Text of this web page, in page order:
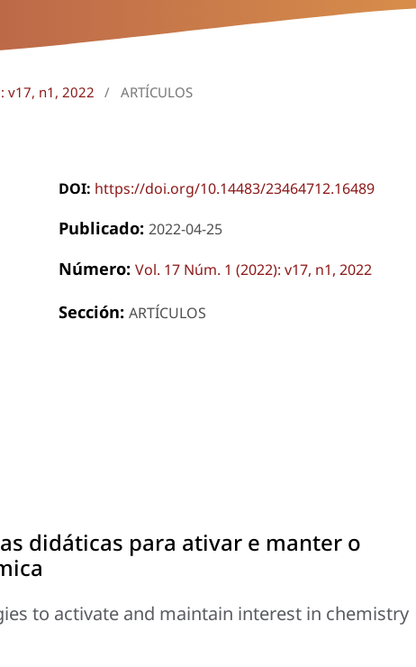
v17, n1, 2022 / ARTÍCULOS
DOI: https://doi.org/10.14483/23464712.16489
Publicado: 2022-04-25
Número: Vol. 17 Núm. 1 (2022): v17, n1, 2022
Sección: ARTÍCULOS
didáticas para ativar e manter o
to activate and maintain interest in chemistry